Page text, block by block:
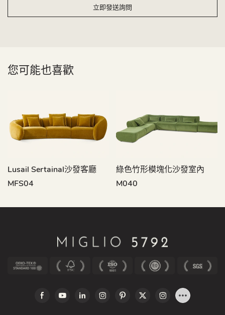
立即發送詢問
您可能也喜歡
Lusail Sertainal沙發客廳
MFS04
綠色竹形模塊化沙發室內
M040